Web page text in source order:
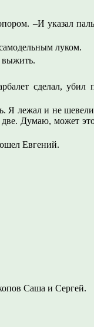
–И указал
луком.
выжить.
сделал, убил
Я лежал и не
две. Думаю, может
Евгений.
Саша и Сергей.